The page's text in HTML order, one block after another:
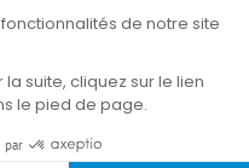
de notre site
suite, cliquez sur le lien
le pied de page.
par